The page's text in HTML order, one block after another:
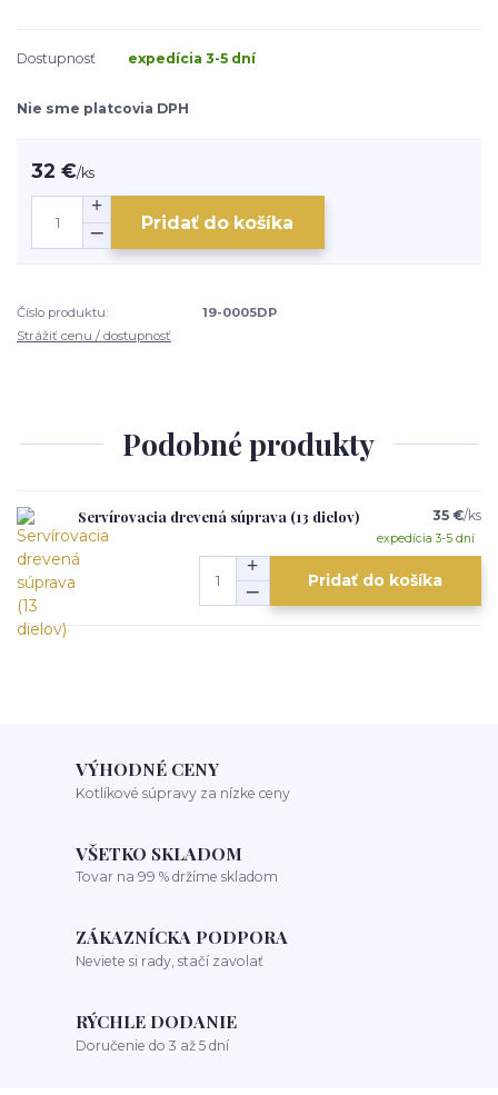
Dostupnosť expedícia 3-5 dní
Nie sme platcovia DPH
32 €/ks
Pridať do košíka
Číslo produktu:
19-0005DP
Strážiť cenu / dostupnosť
Podobné produkty
Servírovacia drevená súprava (13 dielov) 35 €/ks
expedícia 3-5 dní
Pridať do košíka
VÝHODNÉ CENY
Kotlíkové súpravy za nízke ceny
VŠETKO SKLADOM
Tovar na 99 % držíme skladom
ZÁKAZNÍCKA PODPORA
Neviete si rady, stačí zavolať
RÝCHLE DODANIE
Doručenie do 3 až 5 dní